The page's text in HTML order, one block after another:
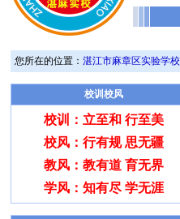
您所在的位置： 湛江市麻章区实验学校
校训校风
校训：立至和 行至美
校风：行有规 思无疆
教风：教有道 育无界
学风：知有尽 学无涯